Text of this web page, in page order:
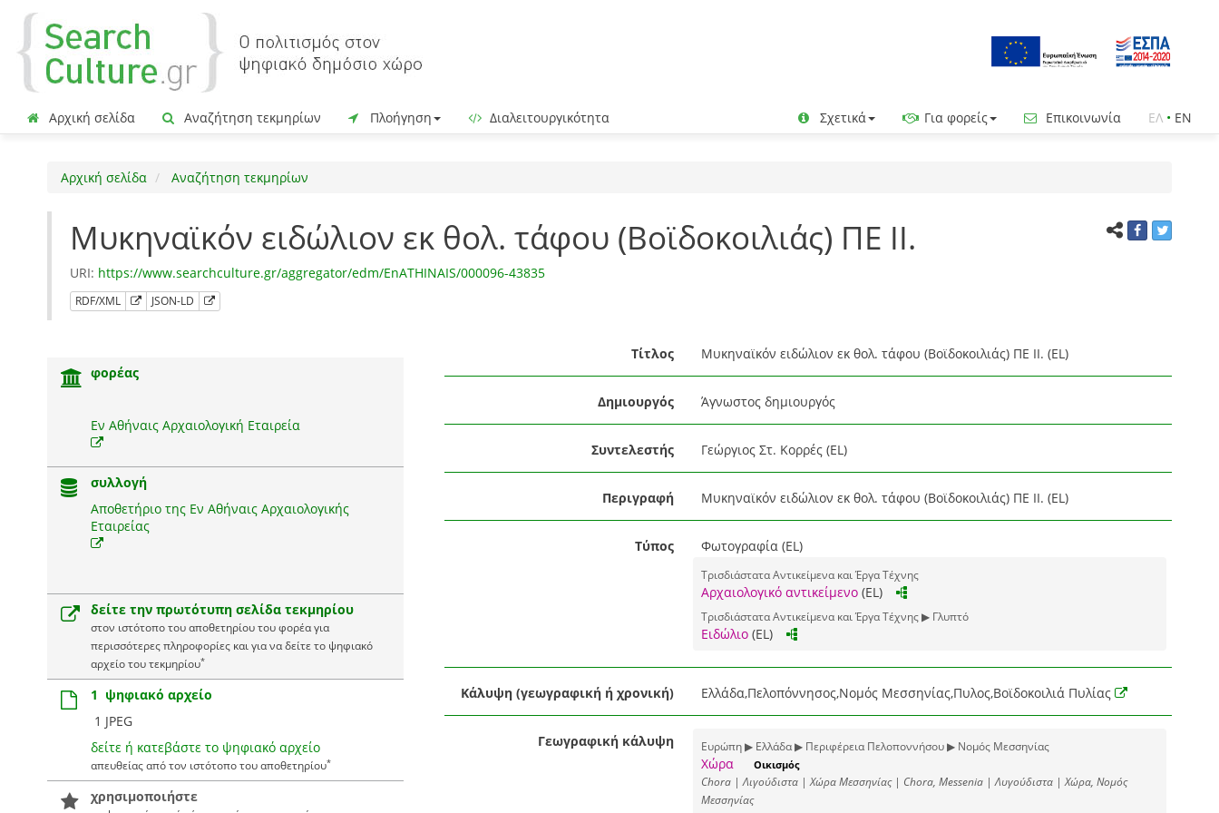
Αρχική σελίδα Αναζήτηση τεκμηρίων Πλοήγηση Διαλειτουργικότητα Σχετικά Για φορείς Επικοινωνία ΕΛ • EN
Αρχική σελίδα Αναζήτηση τεκμηρίων
Μυκηναϊκόν ειδώλιον εκ θολ. τάφου (Βοϊδοκοιλιάς) ΠΕ ΙΙ.
URI: https://www.searchculture.gr/aggregator/edm/EnATHINAIS/000096-43835
RDF/XML JSON-LD
φορέας
Εν Αθήναις Αρχαιολογική Εταιρεία
συλλογή
Αποθετήριο της Εν Αθήναις Αρχαιολογικής
Εταιρείας
δείτε την πρωτότυπη σελίδα τεκμηρίου
στον ιστότοπο του αποθετηρίου του φορέα για
περισσότερες πληροφορίες και για να δείτε το ψηφιακό
αρχείο του τεκμηρίου*
1 ψηφιακό αρχείο
1 JPEG
δείτε ή κατεβάστε το ψηφιακό αρχείο
απευθείας από τον ιστότοπο του αποθετηρίου*
χρησιμοποιήστε
Τίτλος Μυκηναϊκόν ειδώλιον εκ θολ. τάφου (Βοϊδοκοιλιάς) ΠΕ ΙΙ. (EL)
Δημιουργός Άγνωστος δημιουργός
Συντελεστής Γεώργιος Στ. Κορρές (EL)
Περιγραφή Μυκηναϊκόν ειδώλιον εκ θολ. τάφου (Βοϊδοκοιλιάς) ΠΕ ΙΙ. (EL)
Τύπος Φωτογραφία (EL)
Τρισδιάστατα Αντικείμενα και Έργα Τέχνης
Αρχαιολογικό αντικείμενο(EL)
Τρισδιάστατα Αντικείμενα και Έργα Τέχνης ▶ Γλυπτό
Ειδώλιο(EL)
Κάλυψη (γεωγραφική ή χρονική) Ελλάδα,Πελοπόννησος,Νομός Μεσσηνίας,Πυλος,Βοϊδοκοιλιά Πυλίας
Γεωγραφική κάλυψη Ευρώπη ▶ Ελλάδα ▶ Περιφέρεια Πελοποννήσου ▶ Νομός Μεσσηνίας
Χώρα Οικισμός
Chora | Λιγούδιστα | Χώρα Μεσσηνίας | Chora, Messenia | Λυγούδιστα | Χώρα, Νομός
Μεσσηνίας